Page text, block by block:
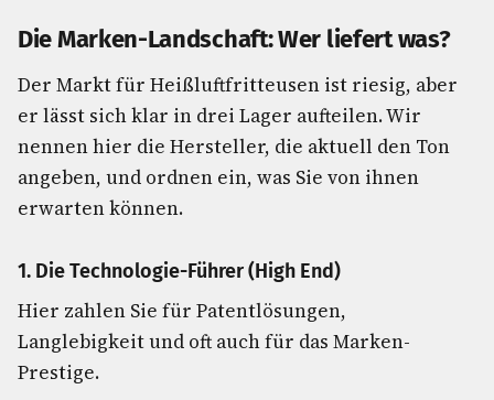
Die Marken-Landschaft: Wer liefert was?
Der Markt für Heißluftfritteusen ist riesig, aber
er lässt sich klar in drei Lager aufteilen. Wir
nennen hier die Hersteller, die aktuell den Ton
angeben, und ordnen ein, was Sie von ihnen
erwarten können.
1. Die Technologie-Führer (High End)
Hier zahlen Sie für Patentlösungen,
Langlebigkeit und oft auch für das Marken-
Prestige.